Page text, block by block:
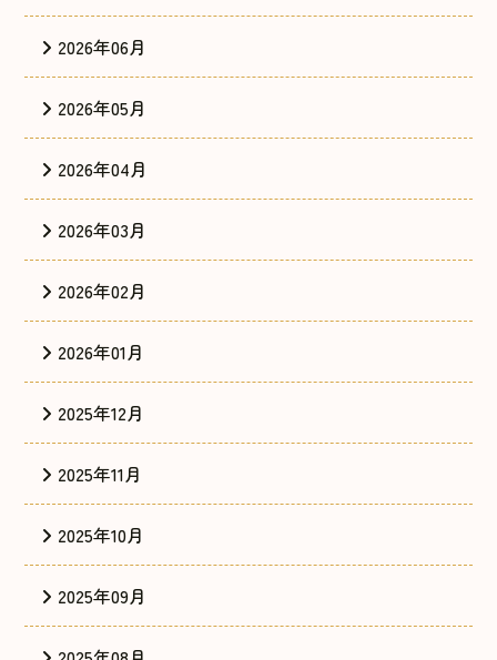
2026年06月
2026年05月
2026年04月
2026年03月
2026年02月
2026年01月
2025年12月
2025年11月
2025年10月
2025年09月